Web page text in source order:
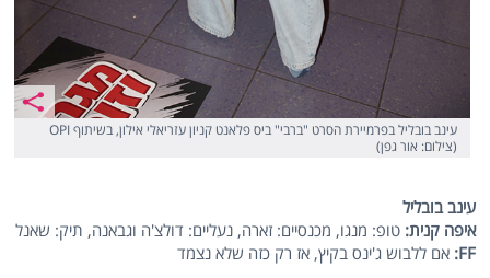
עינב בובליל בפרמיירת הסרט "ברבי" ביס פלאנט קניון עזריאלי אילון, בשיתוף OPI
(צילום: אור גפן)
עינב בובליל
איפה קנית: טופ: מנגו, מכנסיים: זארה, נעליים: דולצ'ה וגבאנה, תיק: שאנל
FF
: אם ללבוש ג'ינס בקיץ, אז רק כזה שלא נצמד